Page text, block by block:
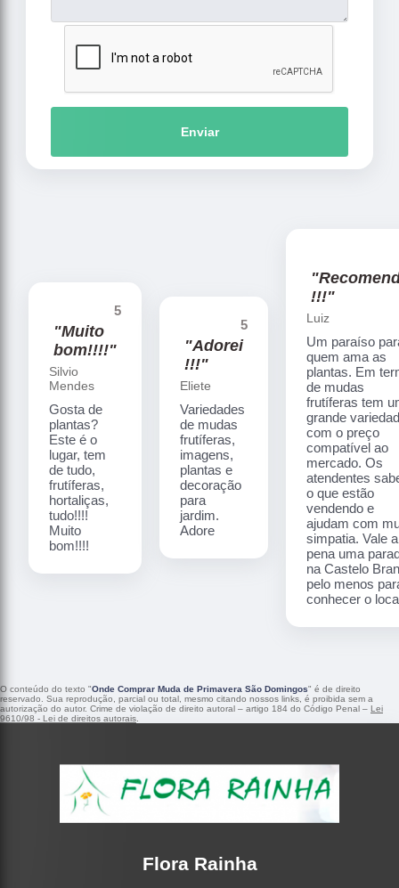
Enviar
5
"Muito
bom!!!!"
Silvio
Mendes
Gosta de
plantas?
Este é o
lugar, tem
de tudo,
frutíferas,
hortaliças,
tudo!!!!
Muito
bom!!!!
5
"Adorei
!!!"
Eliete
Variedades
de mudas
frutíferas,
imagens,
plantas e
decoração
para
jardim.
Adore
!!!"
Luiz
Um paraíso
quem ama as
plantas. Em
de mudas
frutíferas tem
grande
com o preço
compatível ao
mercado. Os
atendentes
o que estão
vendendo e
ajudam com
simpatia. Vale a
pena uma
na Castelo
pelo menos
conhecer o
O conteúdo do texto "Onde Comprar Muda de Primavera São Domingos" é de direito
reservado. Sua reprodução, parcial ou total, mesmo citando nossos links, é proibida sem a
autorização do autor. Crime de violação de direito autoral – artigo 184 do Código Penal – Lei
9610/98 - Lei de direitos autorais
Flora Rainha